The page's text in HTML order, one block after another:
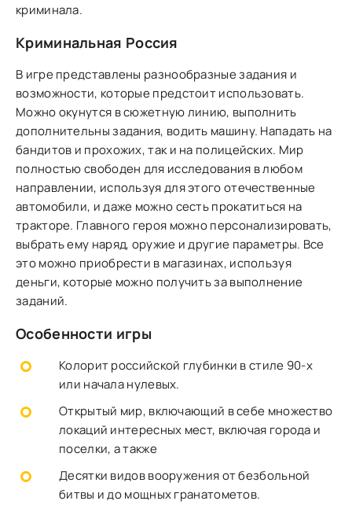
криминала.
Криминальная Россия
В игре представлены разнообразные задания и
возможности, которые предстоит использовать.
Можно окунутся в сюжетную линию, выполнить
дополнительны задания, водить машину. Нападать на
бандитов и прохожих, так и на полицейских. Мир
полностью свободен для исследования в любом
направлении, используя для этого отечественные
автомобили, и даже можно сесть прокатиться на
тракторе. Главного героя можно персонализировать,
выбрать ему наряд, оружие и другие параметры. Все
это можно приобрести в магазинах, используя
деньги, которые можно получить за выполнение
заданий.
Особенности игры
Колорит российской глубинки в стиле 90-х
или начала нулевых.
Открытый мир, включающий в себе множество
локаций интересных мест, включая города и
поселки, а также
Десятки видов вооружения от безбольной
битвы и до мощных гранатометов.